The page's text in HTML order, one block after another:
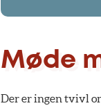
Møde
Der er ingen tvivl